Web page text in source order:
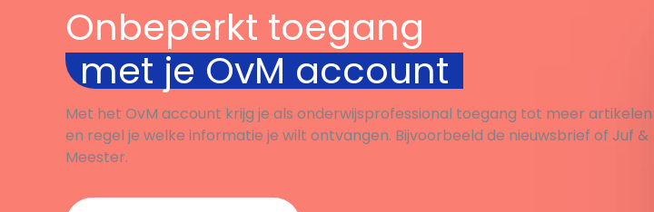
Onbeperkt toegang
met je OvM account
Met het OvM account krijg je als onderwijsprofessional toegang tot meer artikelen
en regel je welke informatie je wilt ontvangen. Bijvoorbeeld de nieuwsbrief of Juf &
Meester.